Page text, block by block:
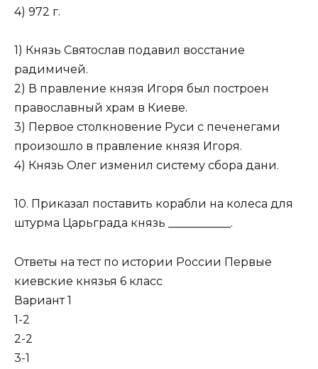
4) 972 г.
1) Князь Святослав подавил восстание
радимичей.
2) В правление князя Игоря был построен
православный храм в Киеве.
3) Первое столкновение Руси с печенегами
произошло в правление князя Игоря.
4) Князь Олег изменил систему сбора дани.
10. Приказал поставить корабли на колеса для
штурма Царьграда князь ___________.
Ответы на тест по истории России Первые
киевские князья 6 класс
Вариант 1
1-2
2-2
3-1